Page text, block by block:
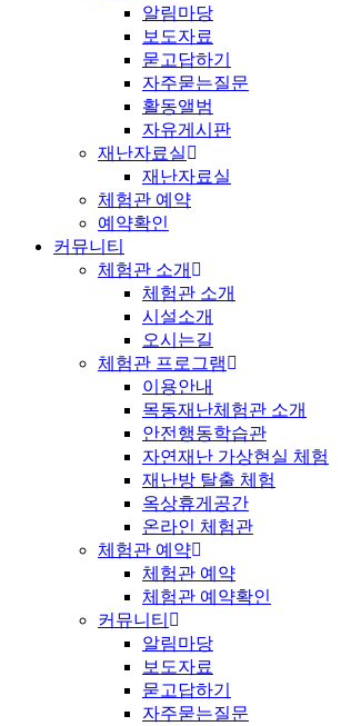
알림마당
보도자료
묻고답하기
자주묻는질문
활동앨범
자유게시판
재난자료실
재난자료실
체험관 예약
예약확인
커뮤니티
체험관 소개
체험관 소개
시설소개
오시는길
체험관 프로그램
이용안내
목동재난체험관 소개
안전행동학습관
자연재난 가상현실 체험
재난방 탈출 체험
옥상휴게공간
온라인 체험관
체험관 예약
체험관 예약
체험관 예약확인
커뮤니티
알림마당
보도자료
묻고답하기
자주묻는질문